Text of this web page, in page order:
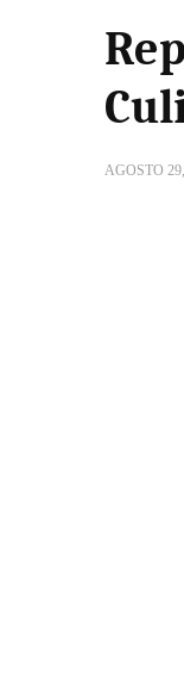
AGOSTO